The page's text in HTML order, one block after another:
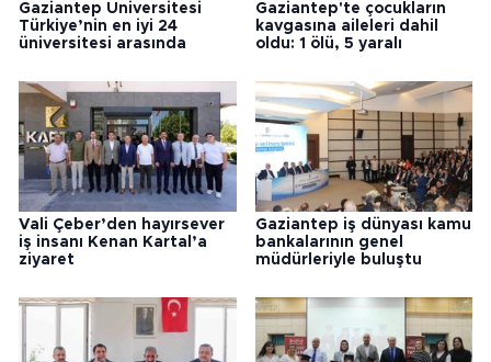
Gaziantep Üniversitesi
Türkiye’nin en iyi 24
üniversitesi arasında
Gaziantep'te çocukların
kavgasına aileleri dahil
oldu: 1 ölü, 5 yaralı
Vali Çeber’den hayırsever
iş insanı Kenan Kartal’a
ziyaret
Gaziantep iş dünyası kamu
bankalarının genel
müdürleriyle buluştu